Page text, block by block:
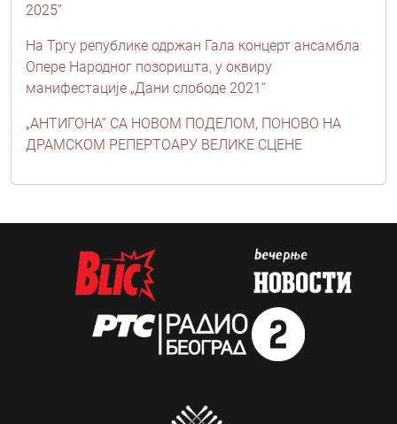
2025”
На Тргу републике одржан Гала концерт ансамбла
Опере Народног позоришта, у оквиру
манифестације „Дани слободе 2021“
„АНТИГОНА” СА НОВОМ ПОДЕЛОМ, ПОНОВО НА
ДРАМСКОМ РЕПЕРТОАРУ ВЕЛИКЕ СЦЕНЕ